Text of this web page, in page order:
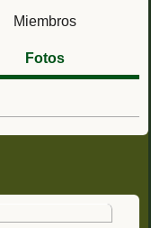
Miembros
Fotos